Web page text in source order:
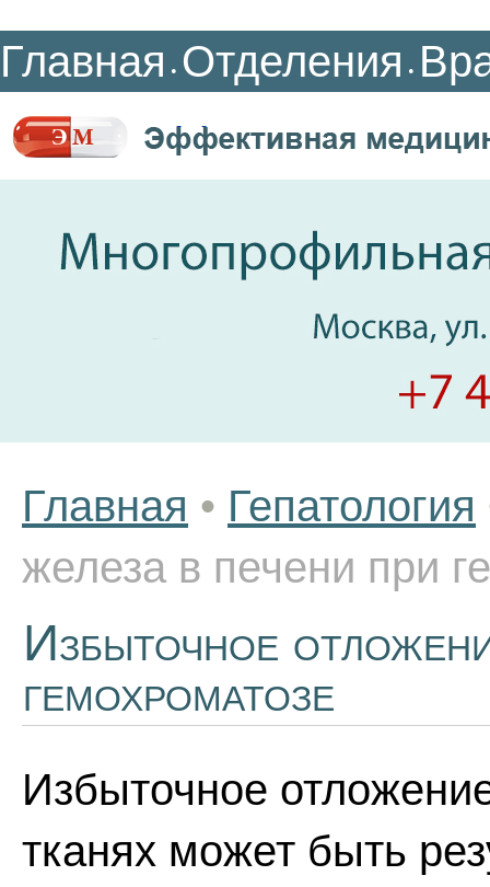
Главная • Отделения •
Главная • Гепатология
железа в печени при
Избыточное
гемохроматозе
Избыточное
тканях может быть